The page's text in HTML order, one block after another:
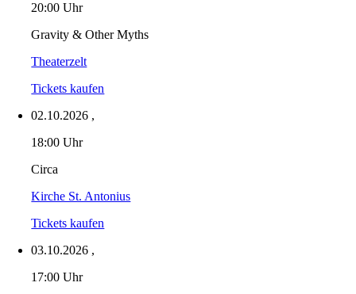
20:00 Uhr
Gravity & Other Myths
Theaterzelt
Tickets kaufen
02.10.2026 ,
18:00 Uhr
Circa
Kirche St. Antonius
Tickets kaufen
03.10.2026 ,
17:00 Uhr